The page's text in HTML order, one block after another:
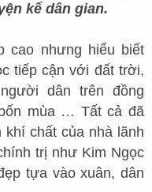
kể dân gian.
cao nhưng hiểu biết
tiếp cận với đất trời,
dân trên đồng
mùa … Tất cả đã
khí chất của nhà lãnh
trị như Kim Ngọc
tựa vào xuân, dân